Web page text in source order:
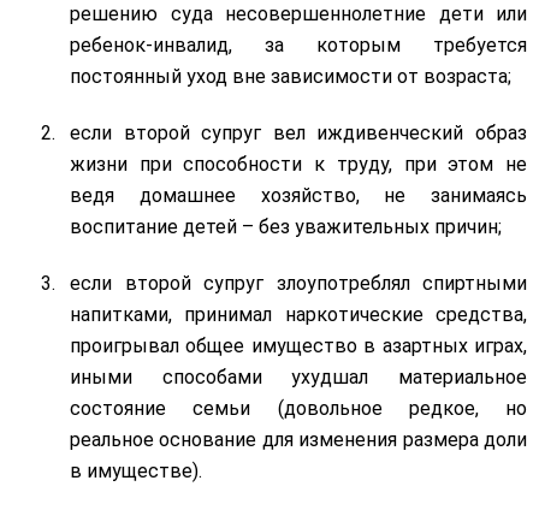
решению суда несовершеннолетние дети или
ребенок-инвалид, за которым требуется
постоянный уход вне зависимости от возраста;
если второй супруг вел иждивенческий образ
жизни при способности к труду, при этом не
ведя домашнее хозяйство, не занимаясь
воспитание детей – без уважительных причин;
если второй супруг злоупотреблял спиртными
напитками, принимал наркотические средства,
проигрывал общее имущество в азартных играх,
иными способами ухудшал материальное
состояние семьи (довольное редкое, но
реальное основание для изменения размера доли
в имуществе).